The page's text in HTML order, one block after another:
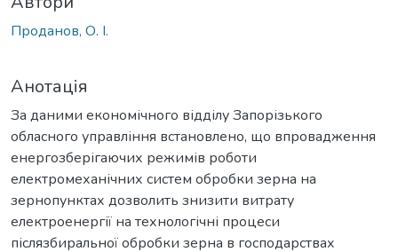
Проданов, О. І.
Анотація
За даними економічного відділу Запорізького
обласного управління встановлено, що впровадження
енергозберігаючих режимів роботи
електромеханічних систем обробки зерна на
зернопунктах дозволить знизити витрату
електроенергії на технологічні процеси
післязбиральної обробки зерна в господарствах